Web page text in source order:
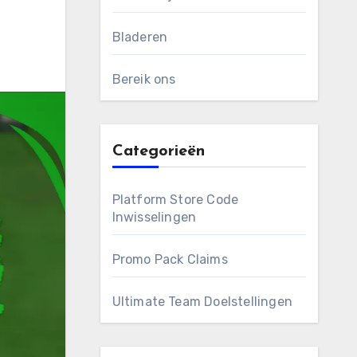
Bladeren
Bereik ons
Categorieën
Platform Store Code
Inwisselingen
Promo Pack Claims
Ultimate Team Doelstellingen